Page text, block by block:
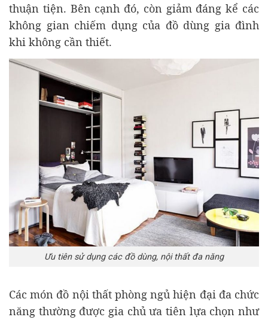
thuận tiện. Bên cạnh đó, còn giảm đáng kể các
không gian chiếm dụng của đồ dùng gia đình
khi không cần thiết.
Ưu tiên sử dụng các đồ dùng, nội thất đa năng
Các món đồ nội thất phòng ngủ hiện đại đa chức
năng thường được gia chủ ưa tiên lựa chọn như